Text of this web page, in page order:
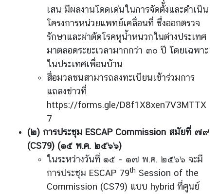
เสน มีผลงานโดดเด่นในการจัดตั้งและดำเนิน
โครงการหน่วยแพทย์เคลื่อนที่ ซึ่งออกตรวจ
รักษาและผ่าตัดโรคหูน้ำหนวกในต่างประเทศ
มาตลอดระยะเวลามากกว่า ๓๐ ปี โดยเฉพาะ
ในประเทศเพื่อนบ้าน
สื่อมวลชนสามารถลงทะเบียนเข้าร่วมการ
แถลงข่าวที่
https://forms.gle/D8f1X8xen7V3MTTX
7
(๒) การประชุม ESCAP Commission สมัยที่ ๗๙
(CS79) (๑๕ พ.ค. ๒๕๖๖)
ในระหว่างวันที่ ๑๕ - ๑๗ พ.ค. ๒๕๖๖ จะมี
การประชุม ESCAP 79th Session of the
Commission (CS79) แบบ hybrid ที่ศูนย์